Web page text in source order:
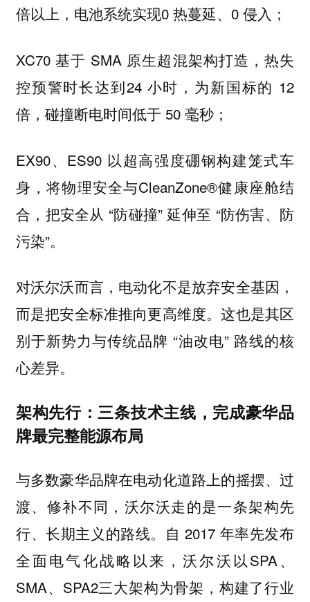
倍以上，电池系统实现0 热蔓延、0 侵入；
XC70 基于 SMA 原生超混架构打造，热失
控预警时长达到24 小时，为新国标的 12
倍，碰撞断电时间低于 50 毫秒；
EX90、ES90 以超高强度硼钢构建笼式车
身，将物理安全与CleanZone®健康座舱结
合，把安全从 “防碰撞” 延伸至 “防伤害、防
污染”。
对沃尔沃而言，电动化不是放弃安全基因，
而是把安全标准推向更高维度。这也是其区
别于新势力与传统品牌 “油改电” 路线的核
心差异。
架构先行：三条技术主线，完成豪华品
牌最完整能源布局
与多数豪华品牌在电动化道路上的摇摆、过
渡、修补不同，沃尔沃走的是一条架构先
行、长期主义的路线。自 2017 年率先发布
全面电气化战略以来，沃尔沃以SPA、
SMA、SPA2三大架构为骨架，构建了行业